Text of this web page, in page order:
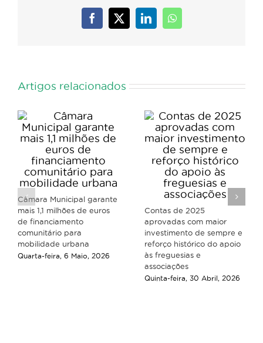
Facebook
X LinkedInWhatsApp
Artigos relacionados
Câmara Municipal garante
mais 1,1 milhões de euros
de financiamento
comunitário para
mobilidade urbana
Quarta-feira, 6 Maio, 2026
Contas de 2025
aprovadas com maior
investimento de sempre e
reforço histórico do apoio
às freguesias e
associações
Quinta-feira, 30 Abril, 2026